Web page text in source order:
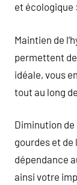
et écologique :
Maintien de
permettent
idéale, vous
tout au long
Diminution de
gourdes et
dépendance
ainsi votre